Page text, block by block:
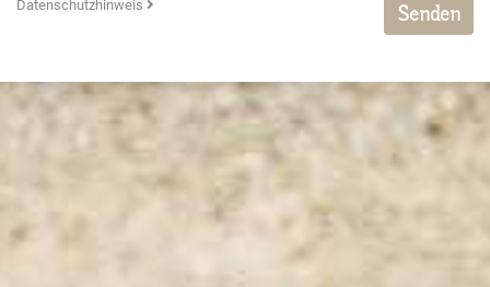
Datenschutzhinweis Senden